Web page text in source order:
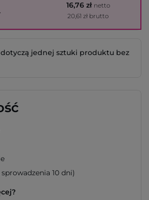
16,76 zł netto
20,61 zł brutto
jednej sztuki produktu bez
sprowadzenia 10 dni)